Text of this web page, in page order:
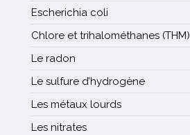
Escherichia coli
Chlore et trihalométhanes (THM)
Le radon
Le sulfure d’hydrogène
Les métaux lourds
Les nitrates